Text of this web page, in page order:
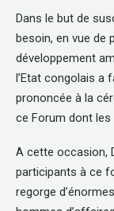
Dans le but de
besoin, en vue de
développement
l’Etat congolais a
prononcée à la
ce Forum dont les
A cette occasion,
participants à ce
regorge